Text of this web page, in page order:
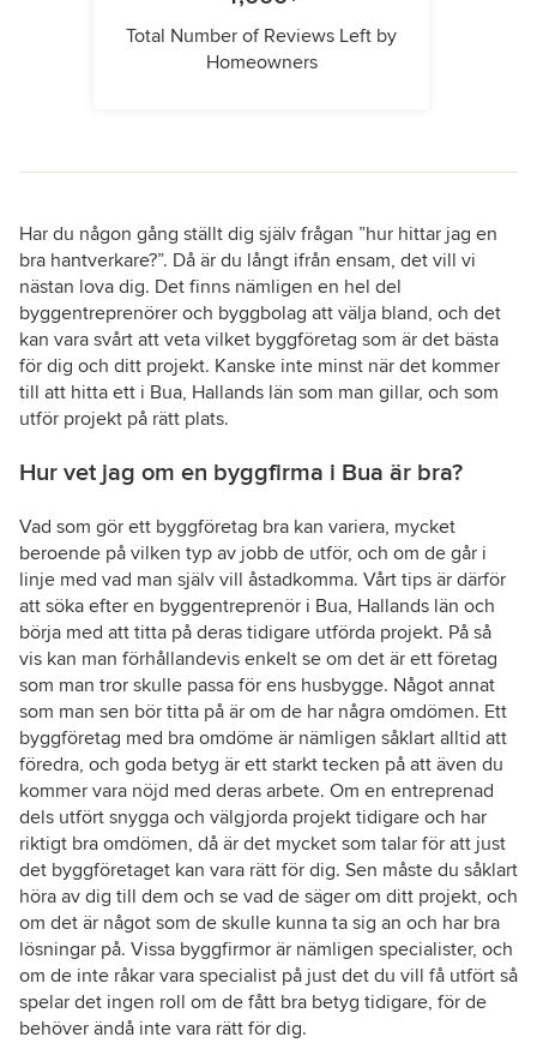
Total Number of Reviews Left by
Homeowners
Har du någon gång ställt dig själv frågan ”hur hittar jag en
bra hantverkare?”. Då är du långt ifrån ensam, det vill vi
nästan lova dig. Det finns nämligen en hel del
byggentreprenörer och byggbolag att välja bland, och det
kan vara svårt att veta vilket byggföretag som är det bästa
för dig och ditt projekt. Kanske inte minst när det kommer
till att hitta ett i Bua, Hallands län som man gillar, och som
utför projekt på rätt plats.
Hur vet jag om en byggfirma i Bua är bra?
Vad som gör ett byggföretag bra kan variera, mycket
beroende på vilken typ av jobb de utför, och om de går i
linje med vad man själv vill åstadkomma. Vårt tips är därför
att söka efter en byggentreprenör i Bua, Hallands län och
börja med att titta på deras tidigare utförda projekt. På så
vis kan man förhållandevis enkelt se om det är ett företag
som man tror skulle passa för ens husbygge. Något annat
som man sen bör titta på är om de har några omdömen. Ett
byggföretag med bra omdöme är nämligen såklart alltid att
föredra, och goda betyg är ett starkt tecken på att även du
kommer vara nöjd med deras arbete. Om en entreprenad
dels utfört snygga och välgjorda projekt tidigare och har
riktigt bra omdömen, då är det mycket som talar för att just
det byggföretaget kan vara rätt för dig. Sen måste du såklart
höra av dig till dem och se vad de säger om ditt projekt, och
om det är något som de skulle kunna ta sig an och har bra
lösningar på. Vissa byggfirmor är nämligen specialister, och
om de inte råkar vara specialist på just det du vill få utfört så
spelar det ingen roll om de fått bra betyg tidigare, för de
behöver ändå inte vara rätt för dig.